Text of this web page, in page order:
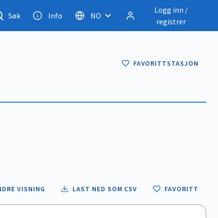
Søk Info NO
Logg inn /
registrer
FAVORITTSTASJON
VISNING LAST NED SOM CSV FAVORITT